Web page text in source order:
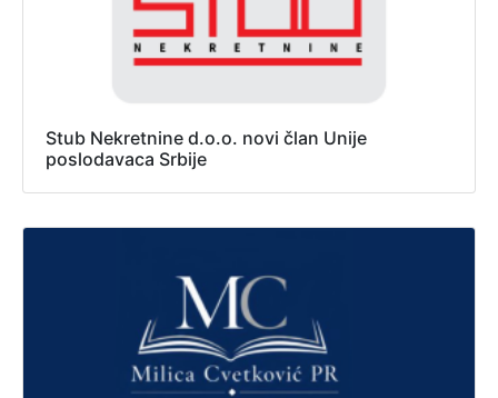
Stub Nekretnine d.o.o. novi član Unije
poslodavaca Srbije